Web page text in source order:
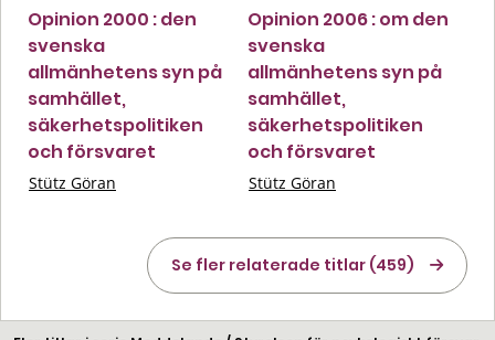
Opinion 2000 : den
svenska
allmänhetens syn på
samhället,
säkerhetspolitiken
och försvaret
Stütz Göran
Opinion 2006 : om den
svenska
allmänhetens syn på
samhället,
säkerhetspolitiken
och försvaret
Stütz Göran
Se fler relaterade titlar (459)